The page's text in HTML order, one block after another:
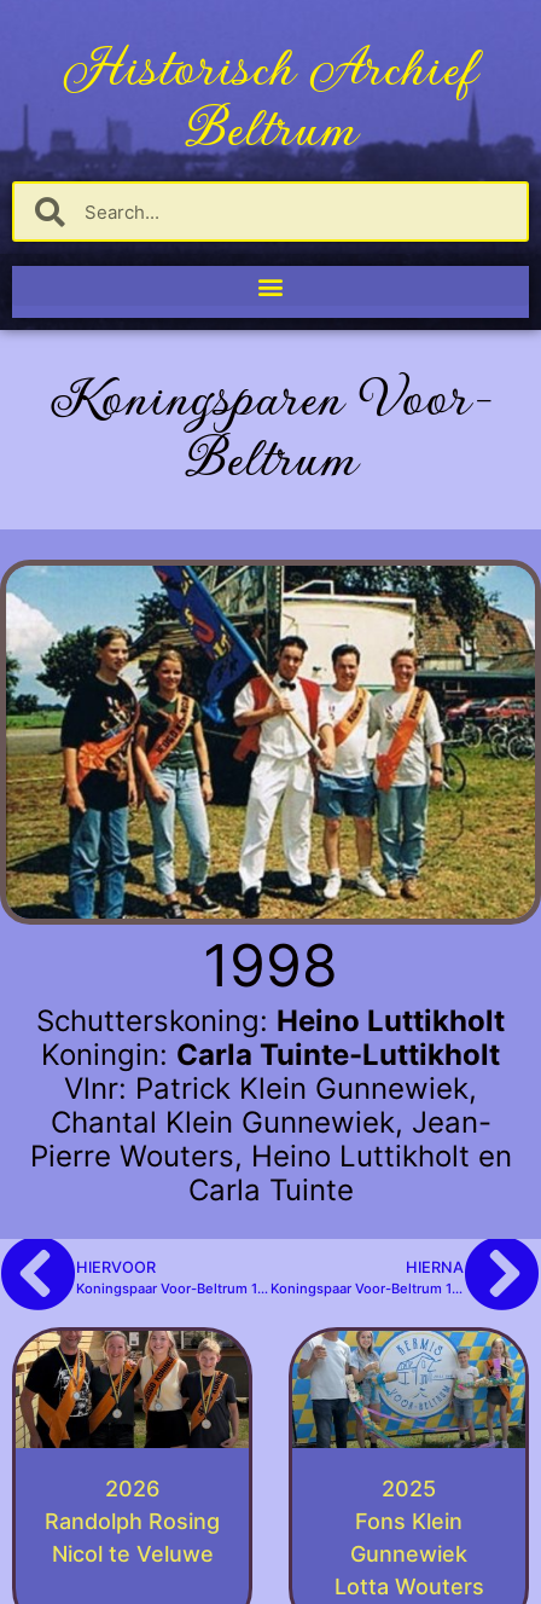
Historisch Archief
Beltrum
Koningsparen Voor-
Beltrum
1998
Schutterskoning: Heino Luttikholt
Koningin: Carla Tuinte-Luttikholt
Vlnr: Patrick Klein Gunnewiek,
Chantal Klein Gunnewiek, Jean-
Pierre Wouters, Heino Luttikholt en
Carla Tuinte
HIERVOOR
Koningspaar Voor-Beltrum 1997
HIERNA
Koningspaar Voor-Beltrum 1999
2026
Randolph Rosing
Nicol te Veluwe
2025
Fons Klein
Gunnewiek
Lotta Wouters